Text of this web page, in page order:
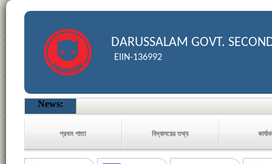
DARUSSALAM GOVT.
EIIN-136992
News:
প্রথম পাতা বিদ্যালয়ের তথ্য